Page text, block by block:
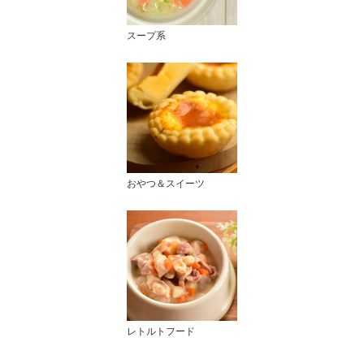
スープ系
おやつ＆スイーツ
レトルトフード